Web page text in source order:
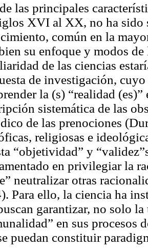
las principales
XVI al XX, no ha sido
común en la
su enfoque y modos
de las ciencias
de investigación,
la (s) “realidad
sistemática de las
de las prenociones
religiosas e
“objetividad” y
en privilegiar la
neutralizar otras
Para ello, la ciencia ha
garantizar, no solo
en sus procesos
puedan constituir